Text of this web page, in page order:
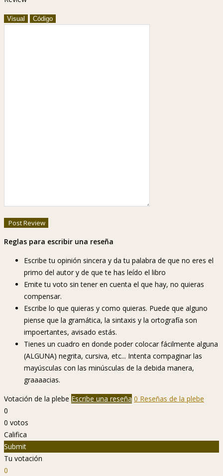
Visual Código
Reglas para escribir una reseña
Escribe tu opinión sincera y da tu palabra de que no eres el
primo del autor y de que te has leído el libro
Emite tu voto sin tener en cuenta el que hay, no quieras
compensar.
Escribe lo que quieras y como quieras. Puede que alguno
piense que la gramática, la sintaxis y la ortografía son
impoertantes, avisado estás.
Tienes un cuadro en donde poder colocar fácilmente alguna
(ALGUNA) negrita, cursiva, etc... Intenta compaginar las
mayúsculas con las minúsculas de la debida manera,
graaaacias.
Votación de la plebe Escribe una reseña 0 Reseñas de la plebe
0
0 votos
Califica
Submit
Tu votación
0